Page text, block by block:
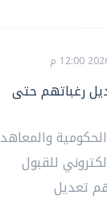
رغباتهم حتى
والمعاهد
للقبول
تعديل